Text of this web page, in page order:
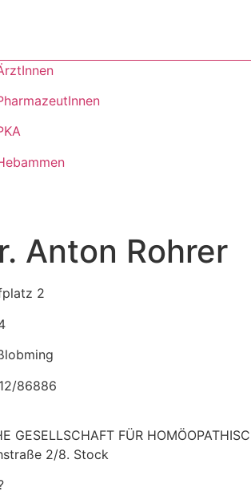
Anton Rohrer
2
86886
GESELLSCHAFT FÜR
2/8. Stock